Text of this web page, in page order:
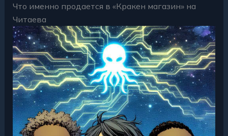
Что именно продается в «Кракен магазин» на
Читаева